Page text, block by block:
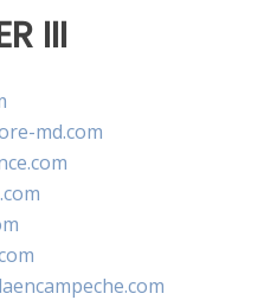
III
md.com